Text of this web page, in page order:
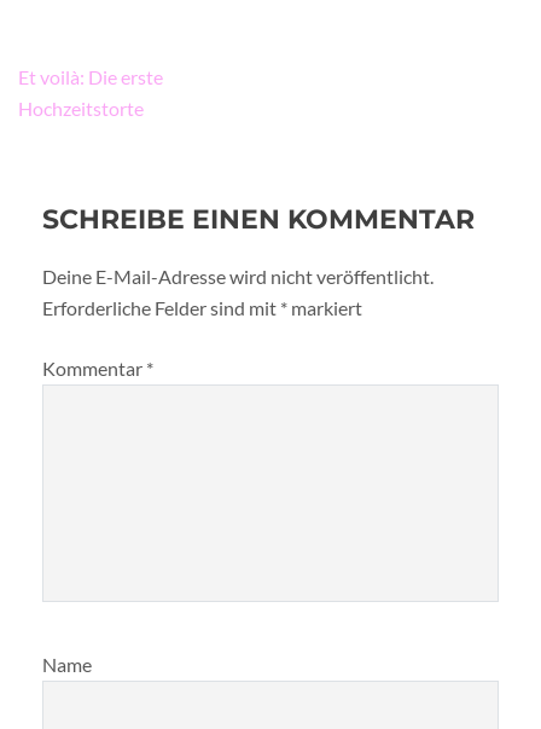
Beitragsnavigation
Et voilà: Die erste
Hochzeitstorte
SCHREIBE EINEN KOMMENTAR
Deine E-Mail-Adresse wird nicht veröffentlicht.
Erforderliche Felder sind mit * markiert
Kommentar *
Name